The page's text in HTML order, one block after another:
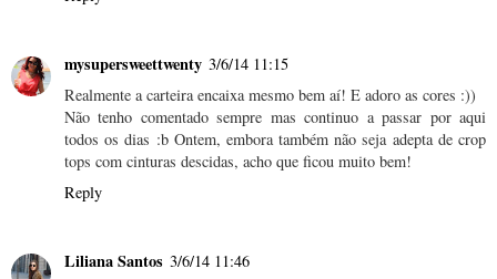
mysupersweettwenty 3/6/14 11:15
Realmente a carteira encaixa mesmo bem aí! E adoro as cores :))
Não tenho comentado sempre mas continuo a passar por aqui
todos os dias :b Ontem, embora também não seja adepta de crop
tops com cinturas descidas, acho que ficou muito bem!
Reply
Liliana Santos 3/6/14 11:46